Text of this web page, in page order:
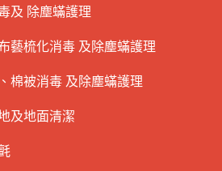
及 除塵蟎護理
藝梳化消毒 及除塵蟎護理
棉被消毒 及除塵蟎護理
及地面清潔